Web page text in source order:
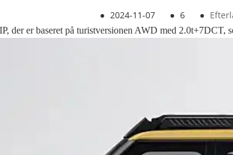
● 2024-11-07 ● 6 ●
der er baseret på turistversionen AWD med 2.0t+7DCT,